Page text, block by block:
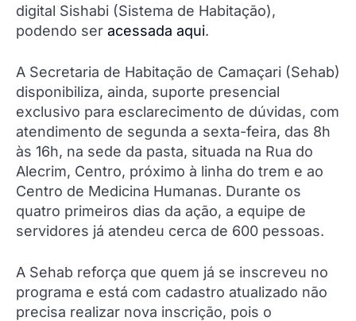
digital Sishabi (Sistema de Habitação),
podendo ser acessada aqui.
A Secretaria de Habitação de Camaçari (Sehab)
disponibiliza, ainda, suporte presencial
exclusivo para esclarecimento de dúvidas, com
atendimento de segunda a sexta-feira, das 8h
às 16h, na sede da pasta, situada na Rua do
Alecrim, Centro, próximo à linha do trem e ao
Centro de Medicina Humanas. Durante os
quatro primeiros dias da ação, a equipe de
servidores já atendeu cerca de 600 pessoas.
A Sehab reforça que quem já se inscreveu no
programa e está com cadastro atualizado não
precisa realizar nova inscrição, pois o